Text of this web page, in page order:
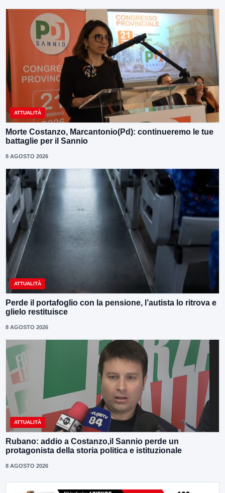
ATTUALITÀ
Morte Costanzo, Marcantonio(Pd): continueremo le tue
battaglie per il Sannio
8 AGOSTO 2026
ATTUALITÀ
Perde il portafoglio con la pensione, l’autista lo ritrova e
glielo restituisce
8 AGOSTO 2026
ATTUALITÀ
Rubano: addio a Costanzo,il Sannio perde un
protagonista della storia politica e istituzionale
8 AGOSTO 2026